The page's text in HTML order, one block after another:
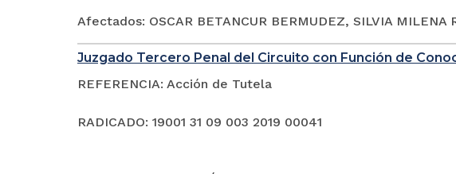
Afectados: OSCAR BETANCUR BERMUDEZ, SILVIA MILENA
Juzgado Tercero Penal del Circuito con Función de
REFERENCIA: Acción de Tutela
RADICADO: 19001 31 09 003 2019 00041